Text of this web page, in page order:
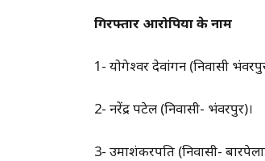
गिरफ्तार आरोपियों के नाम
1- योगेश्वर देवांगन (निवासी
2- नरेंद्र पटेल (निवासी- भंवरपुर)।
3- उमाशंकरपति (निवासी-